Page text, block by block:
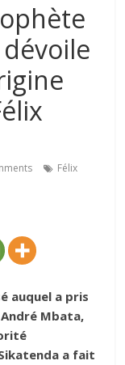
Félix
auquel a pris
Mbata,
a fait